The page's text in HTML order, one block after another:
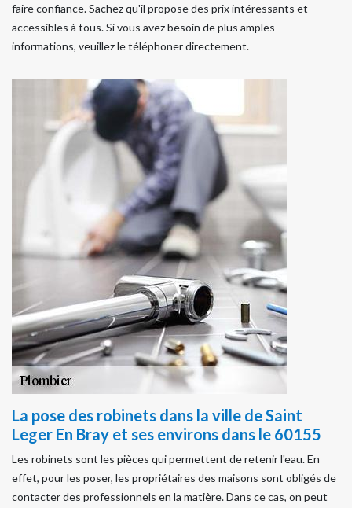
faire confiance. Sachez qu'il propose des prix intéressants et
accessibles à tous. Si vous avez besoin de plus amples
informations, veuillez le téléphoner directement.
La pose des robinets dans la ville de Saint
Leger En Bray et ses environs dans le 60155
Les robinets sont les pièces qui permettent de retenir l'eau. En
effet, pour les poser, les propriétaires des maisons sont obligés de
contacter des professionnels en la matière. Dans ce cas, on peut